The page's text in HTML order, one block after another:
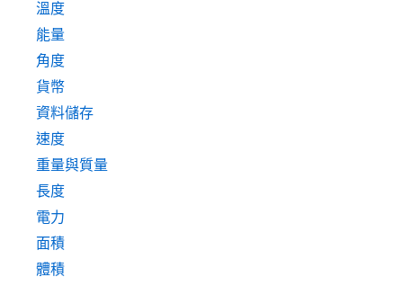
溫度
能量
角度
貨幣
資料儲存
速度
重量與質量
長度
電力
面積
體積